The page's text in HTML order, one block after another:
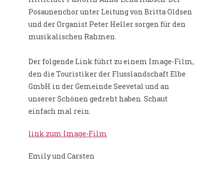
Posaunenchor unter Leitung von Britta Oldsen
und der Organist Peter Heller sorgen für den
musikalischen Rahmen.
Der folgende Link führt zu einem Image-Film,
den die Touristiker der Flusslandschaft Elbe
GmbH in der Gemeinde Seevetal und an
unserer Schönen gedreht haben. Schaut
einfach mal rein.
link zum Image-Film
Emily und Carsten